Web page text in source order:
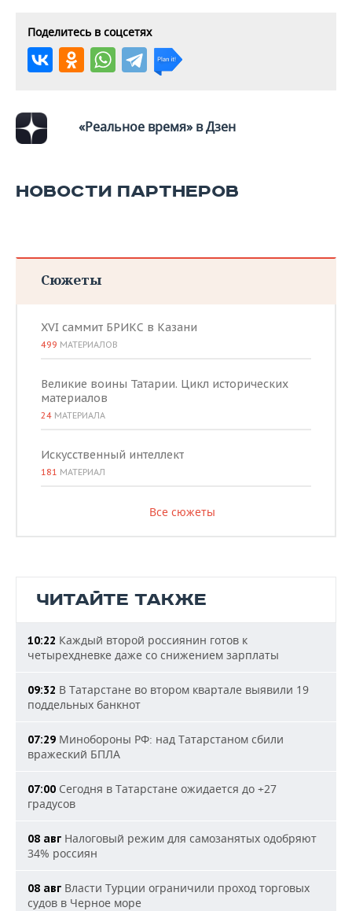
ВОДНЫЕ ВИДЫ СПОРТА
ОБРАЗОВАНИЕ
Поделитесь в соцсетях
«Реальное время» в Дзен
НОВОСТИ ПАРТНЕРОВ
Сюжеты
XVI саммит БРИКС в Казани
499 МАТЕРИАЛОВ
Великие воины Татарии. Цикл исторических
материалов
24 МАТЕРИАЛА
Искусственный интеллект
181 МАТЕРИАЛ
Все сюжеты
ЧИТАЙТЕ ТАКЖЕ
10:22 Каждый второй россиянин готов к
четырехдневке даже со снижением зарплаты
09:32 В Татарстане во втором квартале выявили 19
поддельных банкнот
07:29 Минобороны РФ: над Татарстаном сбили
вражеский БПЛА
07:00 Сегодня в Татарстане ожидается до +27
градусов
08 авг Налоговый режим для самозанятых одобряют
34% россиян
08 авг Власти Турции ограничили проход торговых
судов в Черное море